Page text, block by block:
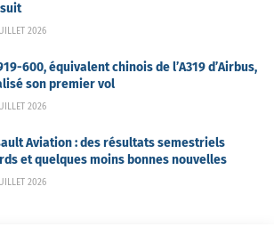
2026
600, équivalent chinois de l’A319 d’Airbus,
son premier vol
2026
Aviation : des résultats semestriels
et quelques moins bonnes nouvelles
2026